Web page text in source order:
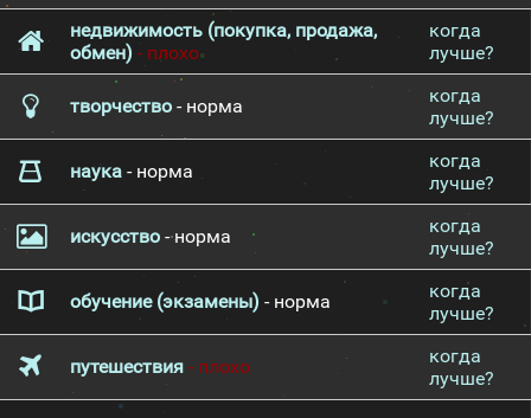
недвижимость (покупка, продажа,
обмен) - плохо
когда
лучше?
творчество - норма
когда
лучше?
наука - норма
когда
лучше?
искусство - норма
когда
лучше?
обучение (экзамены) - норма
когда
лучше?
путешествия - плохо
когда
лучше?